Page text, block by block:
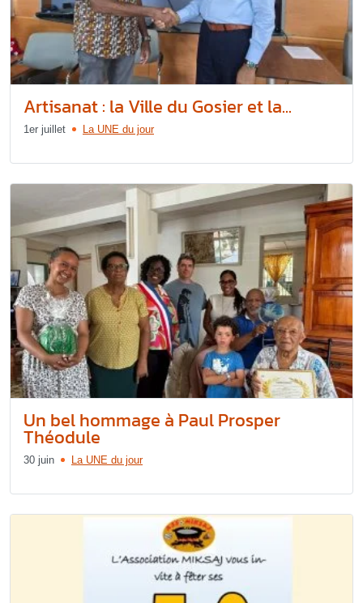
Artisanat : la Ville du Gosier et la...
1er juillet La UNE du jour
Un bel hommage à Paul Prosper
Théodule
30 juin La UNE du jour